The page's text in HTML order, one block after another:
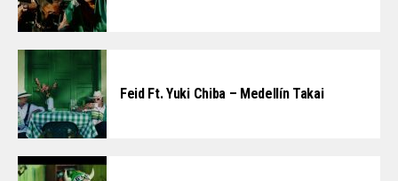
Feid Ft. Yuki Chiba – Medellín Takai